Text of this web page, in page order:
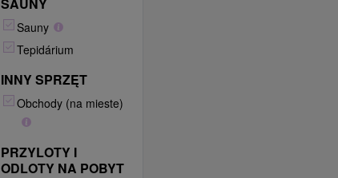
Sauny
Tepidárium
INNY SPRZĘT
Obchody (na mieste)
PRZYLOTY I
ODLOTY NA POBYT